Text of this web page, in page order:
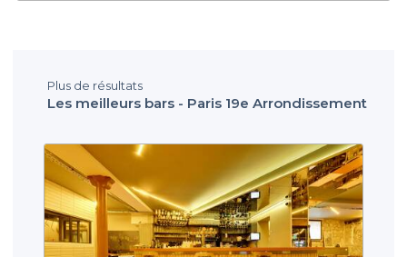
Plus de résultats
Les meilleurs bars - Paris 19e Arrondissement